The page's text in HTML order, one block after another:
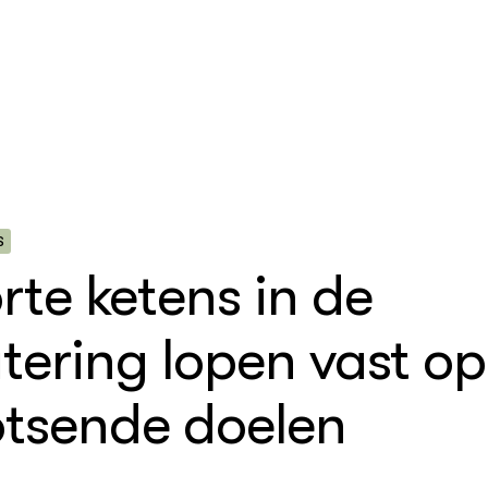
natuur
en
landbouw
1 - Inleiding
2 - Ontwikkeling
Natuurinclusieve
& Ondernemendketens in de
lopen vast op
doelen